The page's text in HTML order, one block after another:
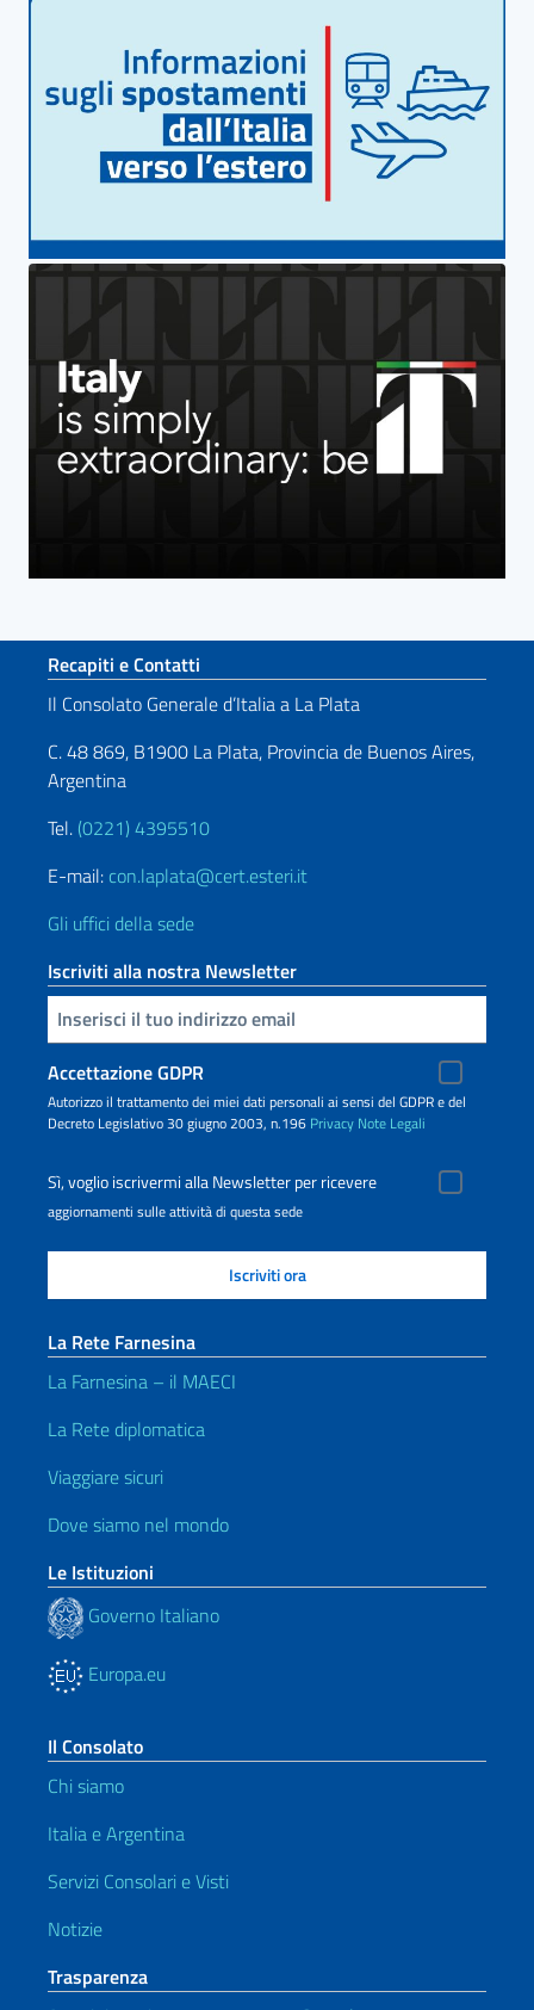
Sezione footer
Recapiti e Contatti
Il Consolato Generale d’Italia a La Plata
C. 48 869, B1900 La Plata, Provincia de Buenos Aires,
Argentina
Tel. (0221) 4395510
E-mail: con.laplata@cert.esteri.it
Gli uffici della sede
Iscriviti alla nostra Newsletter
Inserisci la tua email
Accettazione GDPR
Autorizzo il trattamento dei miei dati personali ai sensi del GDPR e del
Decreto Legislativo 30 giugno 2003, n.196 Privacy Note Legali
Sì, voglio iscrivermi alla Newsletter per ricevere
aggiornamenti sulle attività di questa sede
La Rete Farnesina
La Farnesina – il MAECI
La Rete diplomatica
Viaggiare sicuri
Dove siamo nel mondo
Le Istituzioni
Governo Italiano
Europa.eu
Il Consolato
Chi siamo
Italia e Argentina
Servizi Consolari e Visti
Notizie
Trasparenza